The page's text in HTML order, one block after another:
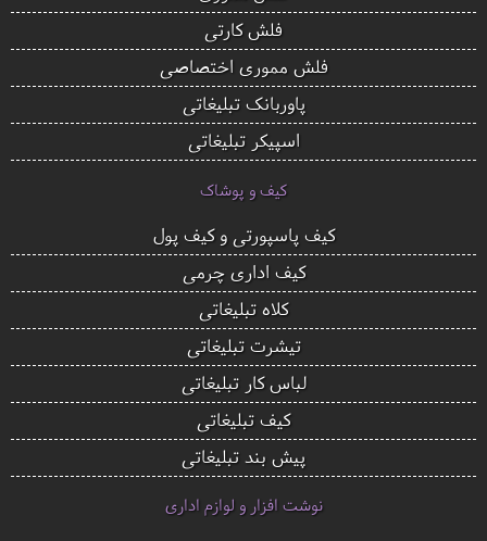
فلش کارتی
فلش مموری اختصاصی
پاوربانک تبلیغاتی
اسپیکر تبلیغاتی
کیف و پوشاک
کیف پاسپورتی و کیف پول
کیف اداری چرمی
کلاه تبلیغاتی
تیشرت تبلیغاتی
لباس کار تبلیغاتی
کیف تبلیغاتی
پیش بند تبلیغاتی
نوشت افزار و لوازم اداری